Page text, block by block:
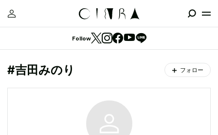
Follow
#吉田みのり フォロー